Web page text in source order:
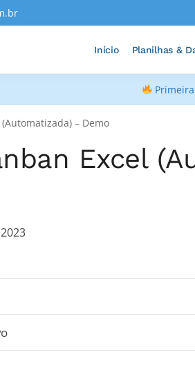
Início Planilhas &
Primeira
– Demo
Excel